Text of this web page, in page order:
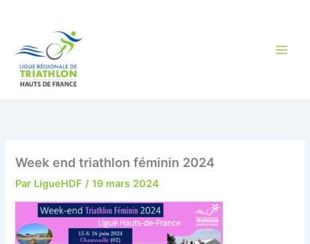
Week end triathlon féminin 2024
Par LigueHDF/19 mars 2024